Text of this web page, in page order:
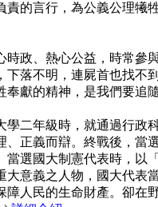
責的言行，為公義公理犧
時政、熱心公益，時常參
下落不明，連屍首也找不到
奉獻的精神，是我們要追
學二年級時，就通過行政
、正義而辯。終戰後，當
當選國大制憲代表時，以
大意義之人物，國大代表
障人民的生命財產。卻在